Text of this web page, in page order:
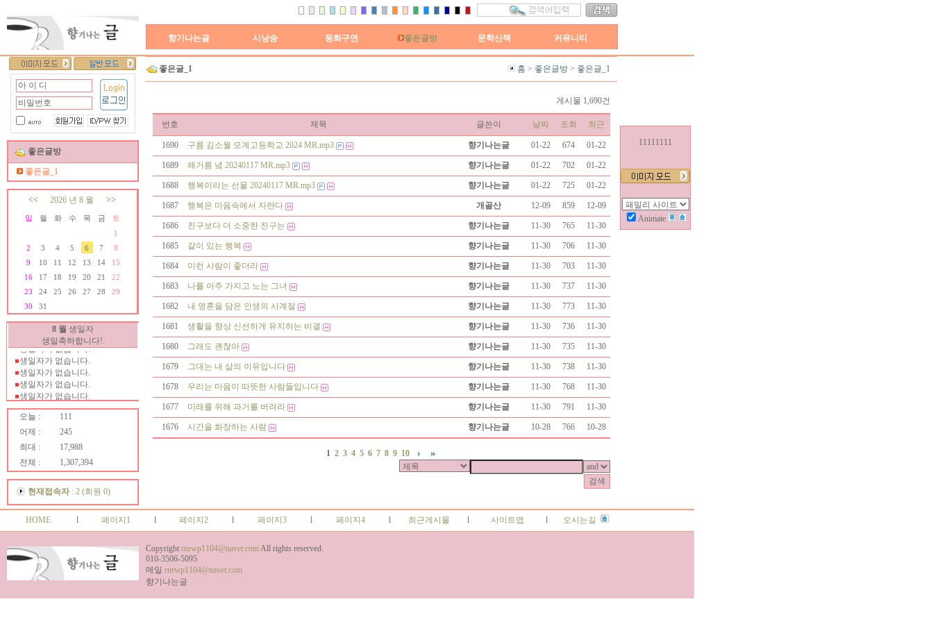
향기나는글 시낭송 동화구연 좋은글방 문학산책 커뮤니티
좋은글방
좋은글_1
<< 2026 년 8 월 >>
일 월 화 수 목 금
토
1
2
3 4 5 6 7
8
9
10 11 12 13 14
15
16
17 18 19 20 21
22
23
24 25 26 27 28
29
30
31
8 월 생일자
생일축하합니다!.
생일자가 없습니다.
생일자가 없습니다.
생일자가 없습니다.
생일자가 없습니다.
생일자가 없습니다.
생일자가 없습니다.
생일자가 없습니다.
생일자가 없습니다.
생일자가 없습니다.
생일자가 없습니다.
생일자가 없습니다.
생일자가 없습니다.
생일자가 없습니다.
생일자가 없습니다.
생일자가 없습니다.
생일자가 없습니다.
생일자가 없습니다.
생일자가 없습니다.
생일자가 없습니다.
생일자가 없습니다.
생일자가 없습니다.
오늘 :
111
어제 :
245
최대 :
17,988
전체 :
1,307,394
현재접속자: 2 (회원 0)
좋은글_1 홈 > 좋은글방 > 좋은글_1
게시물 1,690건
번호 제목 글쓴이 날짜 조회 최근
1690 구름 김소월 모계고등학교 2024 MR.mp3 향기나는글 01-22 674 01-22
1689 해거름 녘 20240117 MR.mp3 향기나는글 01-22 702 01-22
1688 행복이라는 선물 20240117 MR.mp3 향기나는글 01-22 725 01-22
1687 행복은 마음속에서 자란다 개골산 12-09 859 12-09
1686 친구보다 더 소중한 친구는 향기나는글 11-30 765 11-30
1685 같이 있는 행복 향기나는글 11-30 706 11-30
1684 이런 사람이 좋더라 향기나는글 11-30 703 11-30
1683 나를 아주 가지고 노는 그녀 향기나는글 11-30 737 11-30
1682 내 영혼을 담은 인생의 사계절 향기나는글 11-30 773 11-30
1681 생활을 향상 신선하게 유지하는 비결 향기나는글 11-30 736 11-30
1680 그래도 괜찮아 향기나는글 11-30 735 11-30
1679 그대는 내 삶의 이유입니다 향기나는글 11-30 738 11-30
1678 우리는 마음이 따뜻한 사람들입니다 향기나는글 11-30 768 11-30
1677 미래를 위해 과거를 버려라 향기나는글 11-30 791 11-30
1676 시간을 화장하는 사람 향기나는글 10-28 766 10-28
1 2 3 4 5 6 7 8 9 10
11111111
Animate
HOME l 페이지1 l 페이지2 l 페이지3 l 페이지4 l 최근게시물 l 사이트맵 l 오시는길
Copyright rnrwp1104@naver.comAll rights reserved.
010-3506-5095
메일 rnrwp1104@naver.com
향기나는글